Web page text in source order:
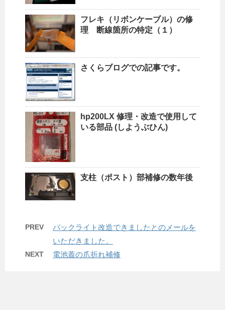
フレキ（リボンケーブル）の修
理 断線箇所の特定（１）
さくらブログでの記事です。
hp200LX 修理・改造で使用して
いる部品 (しようぶひん)
支柱（ポスト）部補修の数年後
PREV
バックライト改造できましたとのメールを
いただきました。
NEXT 電池蓋の爪折れ補修